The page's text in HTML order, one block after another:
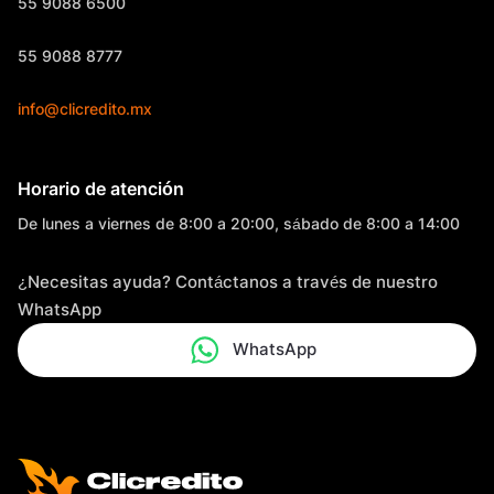
55 9088 8777
info@clicredito.mx
Horario de atención
De lunes a viernes de 8:00 a 20:00, sábado de 8:00 a 14:00
¿Necesitas ayuda? Contáctanos a través de nuestro
WhatsApp
WhatsApp